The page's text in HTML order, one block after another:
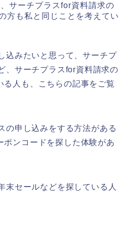
サーチプラスfor資料請求の
方も私と同じことを考えてい
込みたいと思って、サーチプ
、サーチプラスfor資料請求の
人も、こちらの記事をご覧
の申し込みをする方法がある
ンコードを探した体験があ
末セールなどを探している人